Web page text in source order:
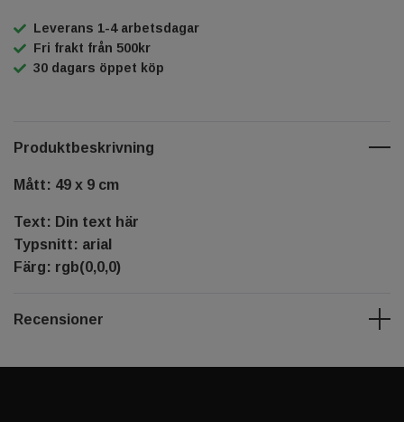
Leverans 1-4 arbetsdagar
Fri frakt från 500kr
30 dagars öppet köp
Produktbeskrivning
Mått: 49 x 9 cm
Text: Din text här
Typsnitt: arial
Färg: rgb(0,0,0)
Recensioner